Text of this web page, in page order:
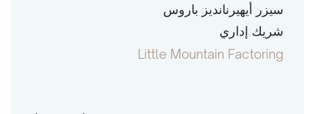
سيزر أيهيرنانديز باروس
شريك إداري
Little Mountain Factoring